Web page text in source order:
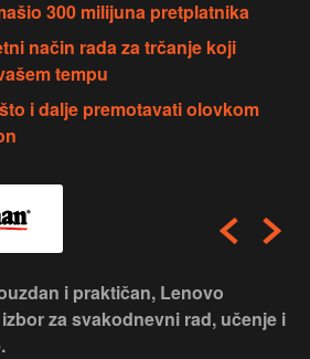
300 milijuna pretplatnika
način rada za trčanje koji
tempu
i dalje premotavati olovkom
i praktičan, Lenovo
za svakodnevni rad, učenje i